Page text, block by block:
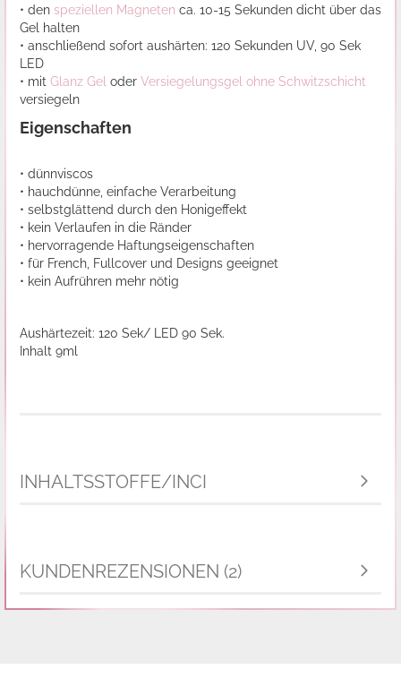
• den speziellen Magneten ca. 10-15 Sekunden dicht über das
Gel halten
• anschließend sofort aushärten: 120 Sekunden UV, 90 Sek
LED
• mit Glanz Gel oder Versiegelungsgel ohne Schwitzschicht
versiegeln
Eigenschaften
• dünnviscos
• hauchdünne, einfache Verarbeitung
• selbstglättend durch den Honigeffekt
• kein Verlaufen in die Ränder
• hervorragende Haftungseigenschaften
• für French, Fullcover und Designs geeignet
• kein Aufrühren mehr nötig
Aushärtezeit: 120 Sek/ LED 90 Sek.
Inhalt 9ml
INHALTSSTOFFE/INCI
KUNDENREZENSIONEN (2)